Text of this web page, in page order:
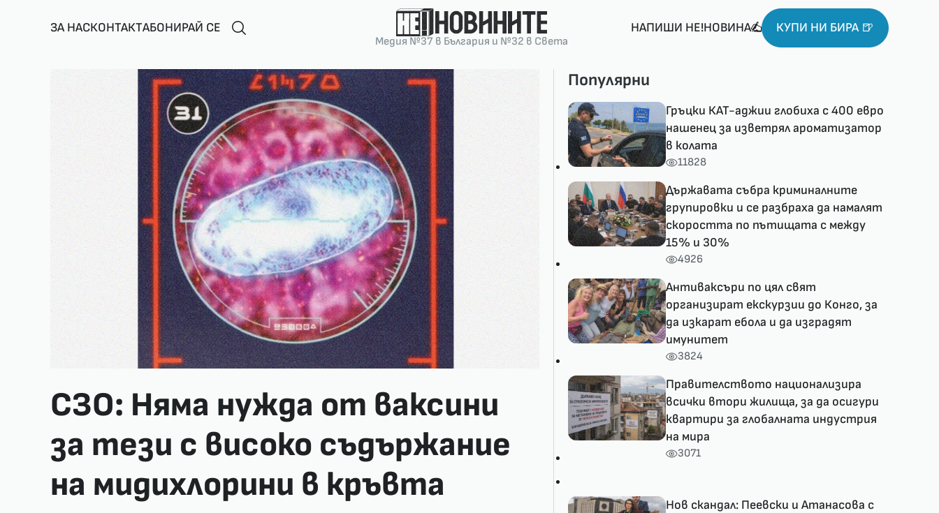
ЗА НАСКОНТАКТАБОНИРАЙ СЕ
Медия №37 в България и №32 в Света
НАПИШИ НЕ!НОВИНА КУПИ НИ БИРА 🍺
СЗО: Няма нужда от ваксини
за тези с високо съдържание
на мидихлорини в кръвта
Популярни
Гръцки КАТ-аджии глобиха с 400 евро
нашенец за изветрял ароматизатор
в колата
11828
Държавата събра криминалните
групировки и се разбраха да намалят
скоростта по пътищата с между
15% и 30%
4926
Антиваксъри по цял свят
организират екскурзии до Конго, за
да изкарат ебола и да изградят
имунитет
3824
Правителството национализира
всички втори жилища, за да осигури
квартири за глобалната индустрия
на мира
3071
Нов скандал: Пеевски и Атанасова с